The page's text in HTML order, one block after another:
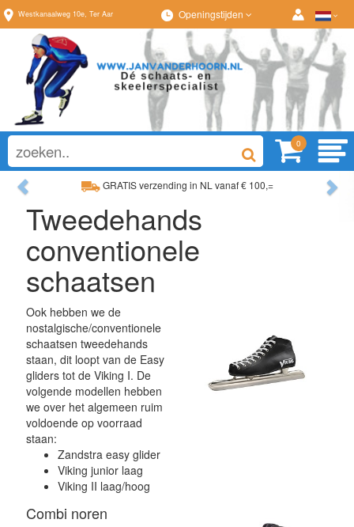
Westkanaalweg 10e, Ter Aar Openingstijden
0
GRATIS verzending in NL vanaf € 100,=
Ruim assortiment, altijd wat naar wens!
Previous
Tweedehands
conventionele
schaatsen
Ook hebben we de
nostalgische/conventionele
schaatsen tweedehands
staan, dit loopt van de Easy
gliders tot de Viking I. De
volgende modellen hebben
we over het algemeen ruim
voldoende op voorraad
staan:
Zandstra easy glider
Viking junior laag
Viking II laag/hoog
Combi noren